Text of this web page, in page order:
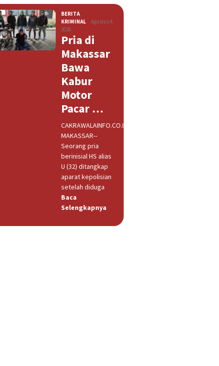
BERITA
KRIMINAL
Agustus 4,
2026
Pria di
Makassar
Bawa
Kabur
Motor
Pacar …
CAKRAWALAINFO.CO.ID,
MAKASSAR--
Seorang pria
berinisial HS alias
U (32) ditangkap
aparat kepolisian
setelah diduga
Baca
Selengkapnya